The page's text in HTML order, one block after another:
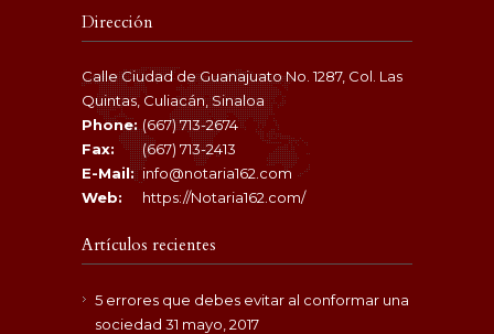
Dirección
Calle Ciudad de Guanajuato No. 1287, Col. Las
Quintas, Culiacán, Sinaloa
Phone: (667) 713-2674
Fax:
(667) 713-2413
E-Mail: info@notaria162.com
Web:
https://Notaria162.com/
Artículos recientes
5 errores que debes evitar al conformar una
sociedad 31 mayo, 2017